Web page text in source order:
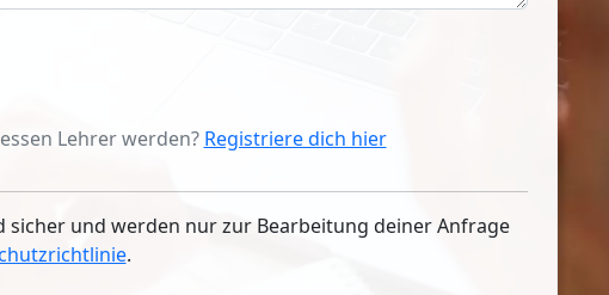
Lehrer werden? Registriere dich hier
sicher und werden nur zur Bearbeitung deiner Anfrage
.